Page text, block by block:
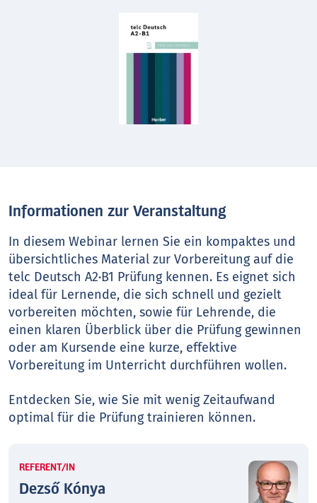
Informationen zur Veranstaltung
In diesem Webinar lernen Sie ein kompaktes und
übersichtliches Material zur Vorbereitung auf die
telc Deutsch A2·B1 Prüfung kennen. Es eignet sich
ideal für Lernende, die sich schnell und gezielt
vorbereiten möchten, sowie für Lehrende, die
einen klaren Überblick über die Prüfung gewinnen
oder am Kursende eine kurze, effektive
Vorbereitung im Unterricht durchführen wollen.
Entdecken Sie, wie Sie mit wenig Zeitaufwand
optimal für die Prüfung trainieren können.
REFERENT/IN
Dezső Kónya